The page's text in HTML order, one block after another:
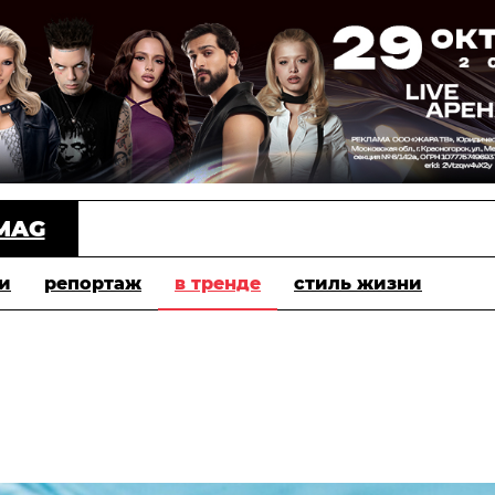
репортаж в тренде стиль жизни